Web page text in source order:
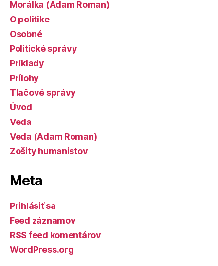
Morálka (Adam Roman)
O politike
Osobné
Politické správy
Príklady
Prílohy
Tlačové správy
Úvod
Veda
Veda (Adam Roman)
Zošity humanistov
Meta
Prihlásiť sa
Feed záznamov
RSS feed komentárov
WordPress.org